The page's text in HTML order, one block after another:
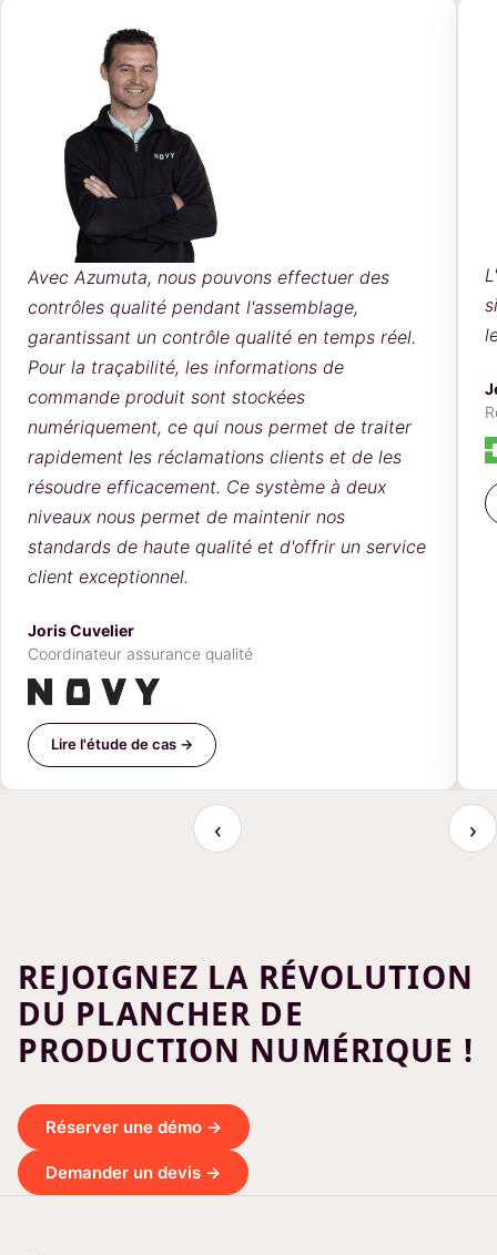
‹
Avec Azumuta, nous pouvons effectuer des
contrôles qualité pendant l'assemblage,
garantissant un contrôle qualité en temps réel.
Pour la traçabilité, les informations de
commande produit sont stockées
numériquement, ce qui nous permet de traiter
rapidement les réclamations clients et de les
résoudre efficacement. Ce système à deux
niveaux nous permet de maintenir nos
standards de haute qualité et d'offrir un service
client exceptionnel.
Joris Cuvelier
Coordinateur assurance qualité
Lire l'étude de cas →
›
REJOIGNEZ LA RÉVOLUTION
DU PLANCHER DE
PRODUCTION NUMÉRIQUE !
Réserver une démo →
Demander un devis →